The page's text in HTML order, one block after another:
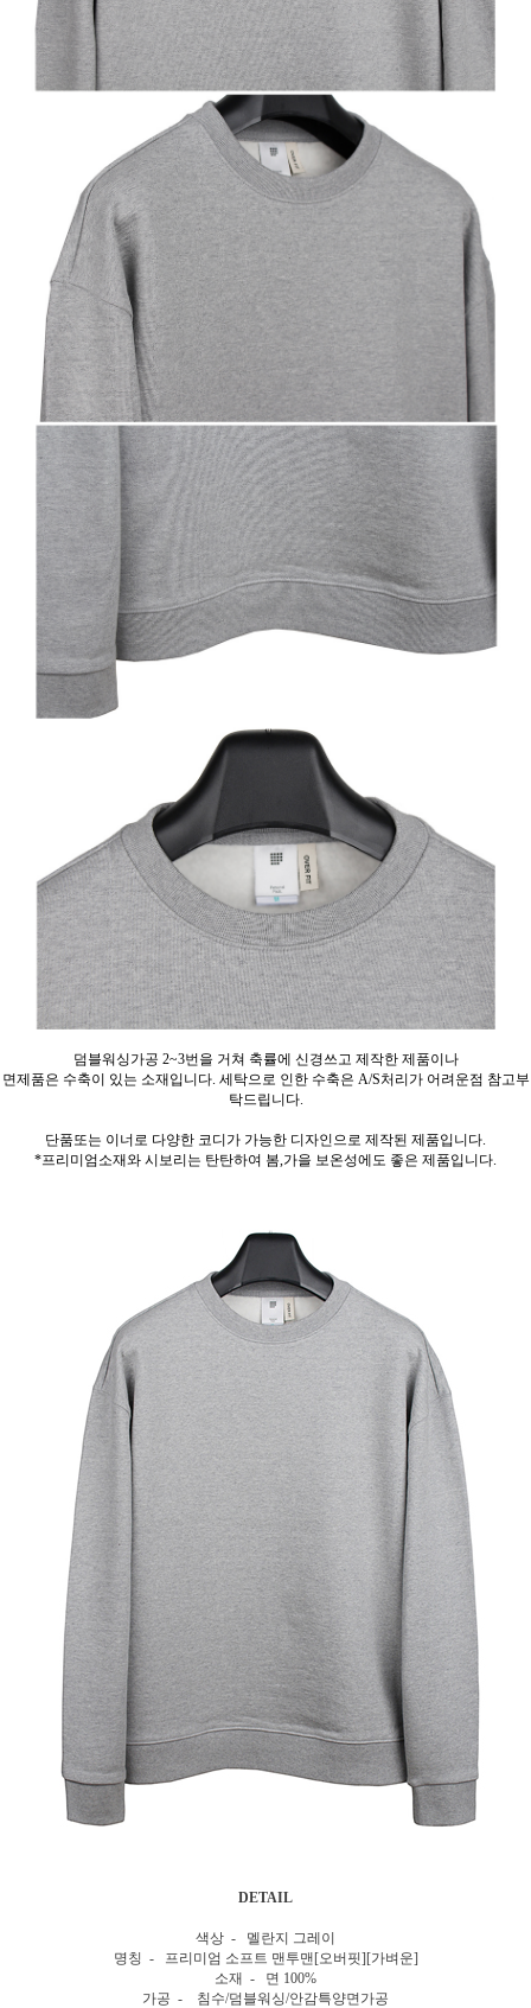
덤블워싱가공 2~3번을 거쳐 축률에 신경쓰고 제작한 제품이나
면제품은 수축이 있는 소재입니다. 세탁으로 인한 수축은 A/S처리가 어려운점 참고부
탁드립니다.
단품또는 이너로 다양한 코디가 가능한 디자인으로 제작된 제품입니다.
*프리미엄소재와 시보리는 탄탄하여 봄,가을 보온성에도 좋은 제품입니다.
DETAIL
색상 - 멜란지 그레이
명칭 - 프리미엄 소프트 맨투맨[오버핏][가벼운]
소재 - 면 100%
가공 - 침수/덤블워싱/안감특양면가공